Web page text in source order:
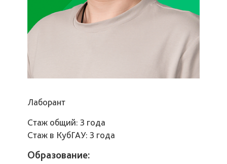
Лаборант
Стаж общий: 3 года
Стаж в КубГАУ: 3 года
Образование: